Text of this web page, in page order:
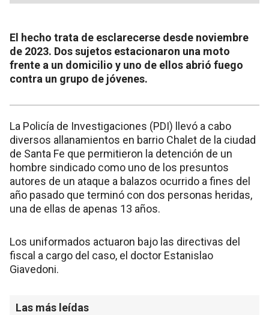
El hecho trata de esclarecerse desde noviembre
de 2023. Dos sujetos estacionaron una moto
frente a un domicilio y uno de ellos abrió fuego
contra un grupo de jóvenes.
La Policía de Investigaciones (PDI) llevó a cabo
diversos allanamientos en barrio Chalet de la ciudad
de Santa Fe que permitieron la detención de un
hombre sindicado como uno de los presuntos
autores de un ataque a balazos ocurrido a fines del
año pasado que terminó con dos personas heridas,
una de ellas de apenas 13 años.
Los uniformados actuaron bajo las directivas del
fiscal a cargo del caso, el doctor Estanislao
Giavedoni.
Las más leídas